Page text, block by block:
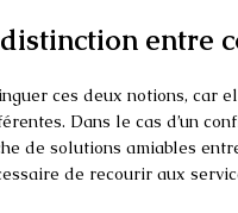
entre
ces deux notions, car
Dans le cas d’un
de solutions amiables
de recourir aux